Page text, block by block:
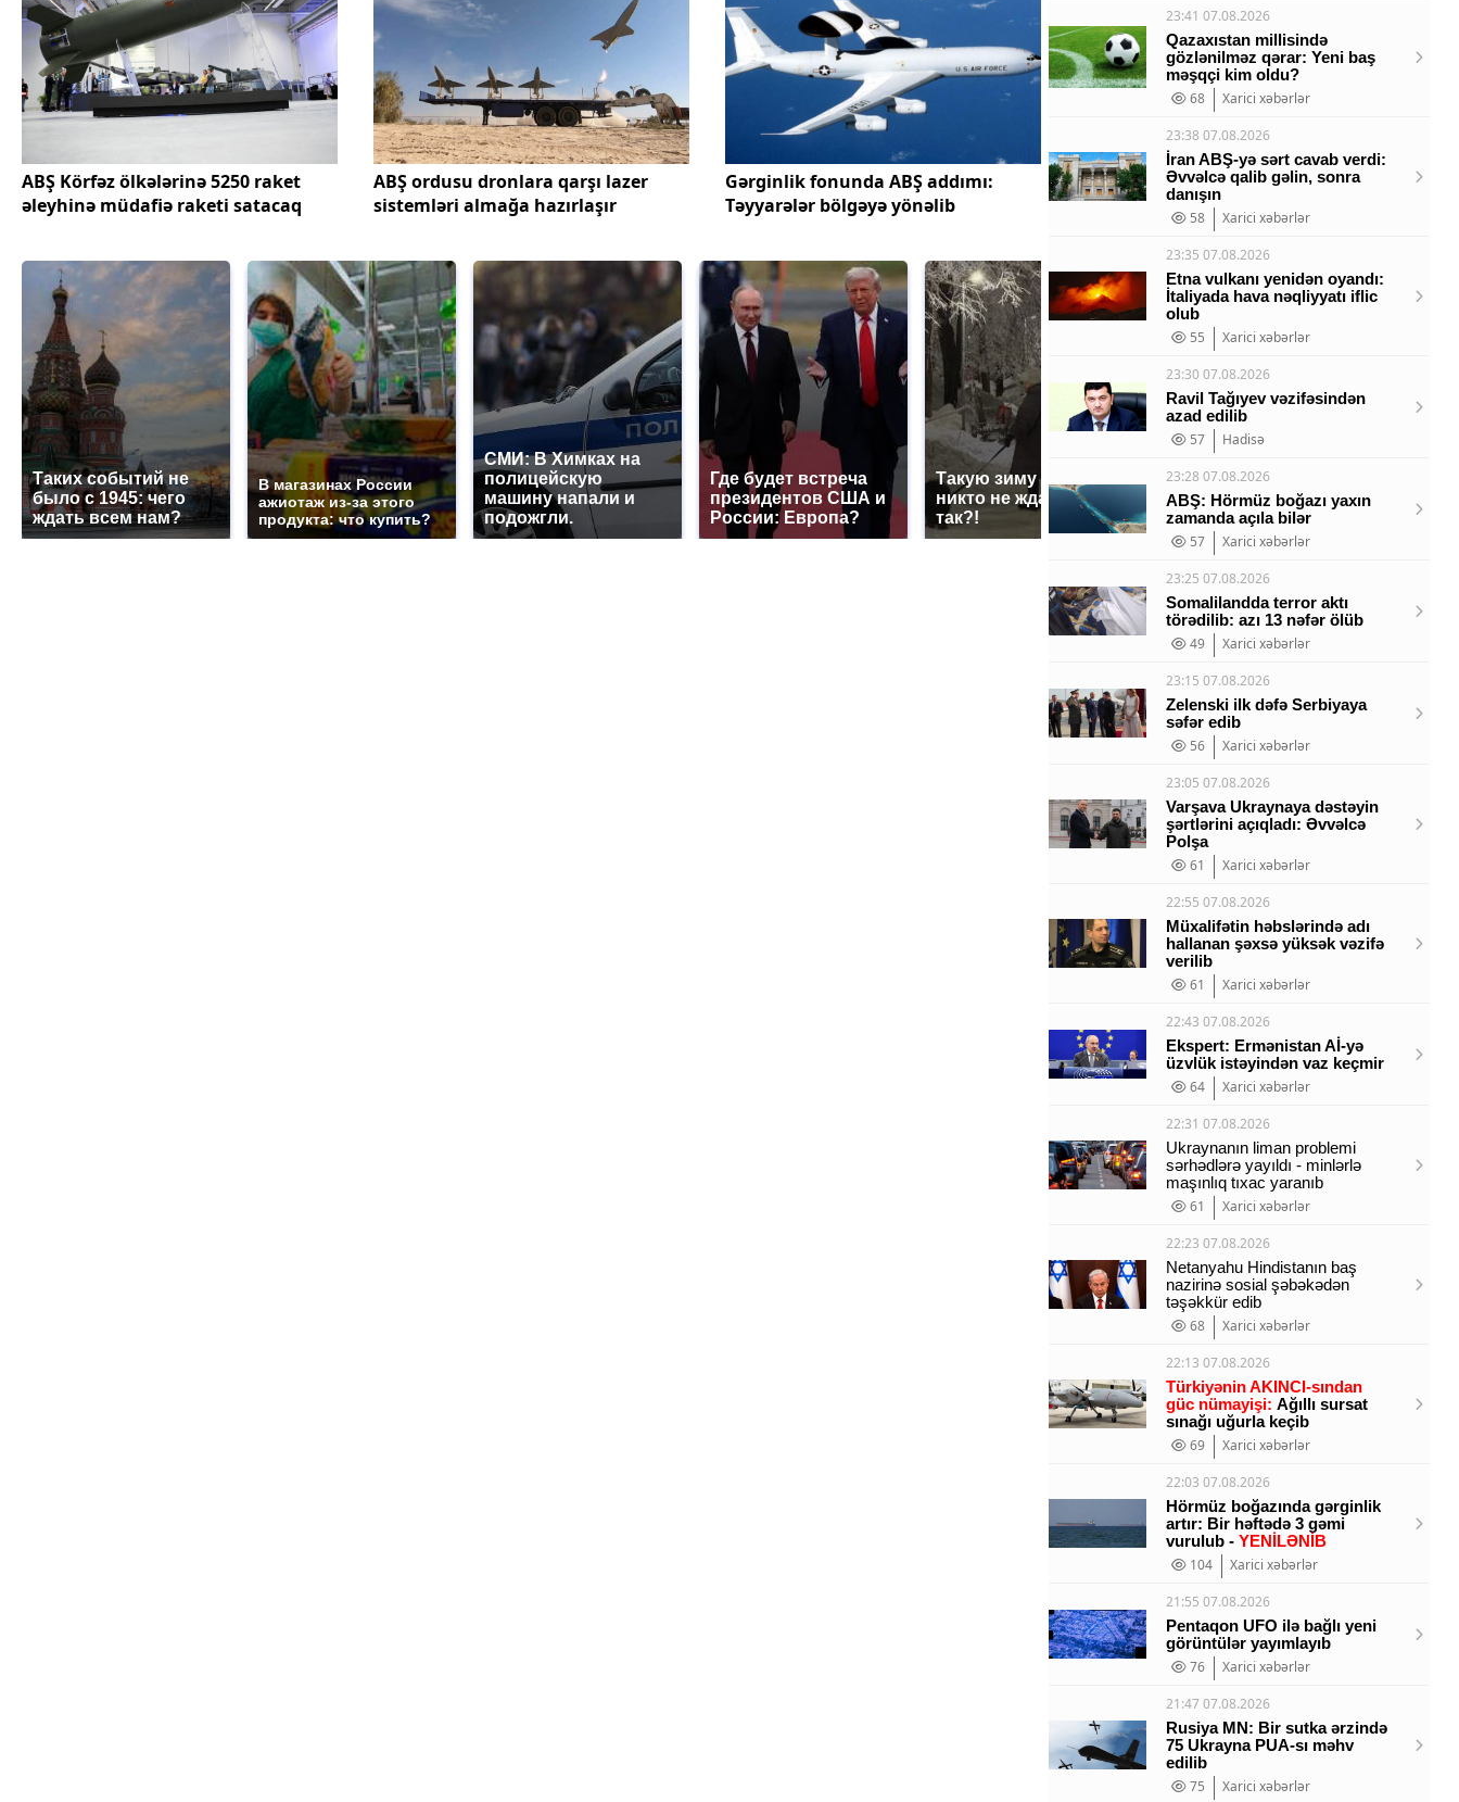
ABŞ Körfəz ölkələrinə 5250 raket
əleyhinə müdafiə raketi satacaq
ABŞ ordusu dronlara qarşı lazer
sistemləri almağa hazırlaşır
Gərginlik fonunda ABŞ addımı:
Təyyarələr bölgəyə yönəlib
Таких событий не
было с 1945: чего
ждать всем нам?
В магазинах России
ажиотаж из-за этого
продукта: что купить?
СМИ: В Химках на
полицейскую
машину напали и
подожгли.
Где будет встреча
президентов США и
России: Европа?
Такую зиму в России
никто не ждал: как
так?!
Как выглядит место
крушение вертолета на
Кавказе: смотреть
23:41 07.08.2026
Qazaxıstan millisində
gözlənilməz qərar: Yeni baş
məşqçi kim oldu?
68
Xarici xəbərlər
23:38 07.08.2026
İran ABŞ-yə sərt cavab verdi:
Əvvəlcə qalib gəlin, sonra
danışın
58
Xarici xəbərlər
23:35 07.08.2026
Etna vulkanı yenidən oyandı:
İtaliyada hava nəqliyyatı iflic
olub
55
Xarici xəbərlər
23:30 07.08.2026
Ravil Tağıyev vəzifəsindən
azad edilib
57
Hadisə
23:28 07.08.2026
ABŞ: Hörmüz boğazı yaxın
zamanda açıla bilər
57
Xarici xəbərlər
23:25 07.08.2026
Somalilandda terror aktı
törədilib: azı 13 nəfər ölüb
49
Xarici xəbərlər
23:15 07.08.2026
Zelenski ilk dəfə Serbiyaya
səfər edib
56
Xarici xəbərlər
23:05 07.08.2026
Varşava Ukraynaya dəstəyin
şərtlərini açıqladı: Əvvəlcə
Polşa
61
Xarici xəbərlər
22:55 07.08.2026
Müxalifətin həbslərində adı
hallanan şəxsə yüksək vəzifə
verilib
61
Xarici xəbərlər
22:43 07.08.2026
Ekspert: Ermənistan Aİ-yə
üzvlük istəyindən vaz keçmir
64
Xarici xəbərlər
22:31 07.08.2026
Ukraynanın liman problemi
sərhədlərə yayıldı - minlərlə
maşınlıq tıxac yaranıb
61
Xarici xəbərlər
22:23 07.08.2026
Netanyahu Hindistanın baş
nazirinə sosial şəbəkədən
təşəkkür edib
68
Xarici xəbərlər
22:13 07.08.2026
Türkiyənin AKINCI-sından
güc nümayişi: Ağıllı sursat
sınağı uğurla keçib
69
Xarici xəbərlər
22:03 07.08.2026
Hörmüz boğazında gərginlik
artır: Bir həftədə 3 gəmi
vurulub - YENİLƏNİB
104
Xarici xəbərlər
21:55 07.08.2026
Pentaqon UFO ilə bağlı yeni
görüntülər yayımlayıb
76
Xarici xəbərlər
21:47 07.08.2026
Rusiya MN: Bir sutka ərzində
75 Ukrayna PUA-sı məhv
edilib
75
Xarici xəbərlər